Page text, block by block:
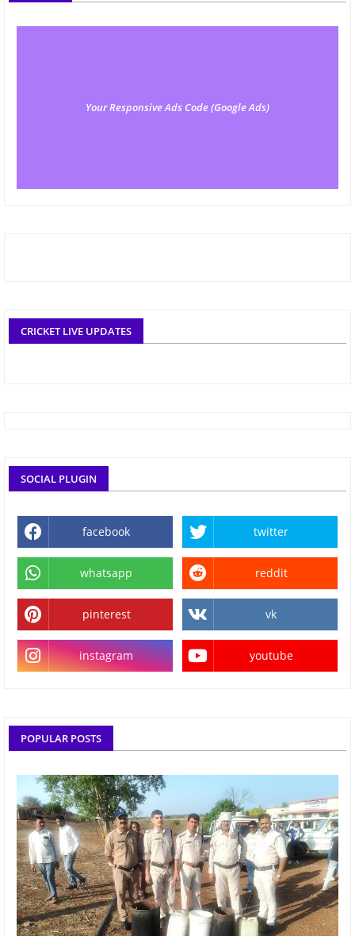
Your Responsive Ads Code (Google Ads)
CRICKET LIVE UPDATES
SOCIAL PLUGIN
facebook twitter
whatsapp reddit
pinterest vk
instagram youtube
POPULAR POSTS